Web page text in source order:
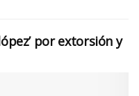
por extorsión y